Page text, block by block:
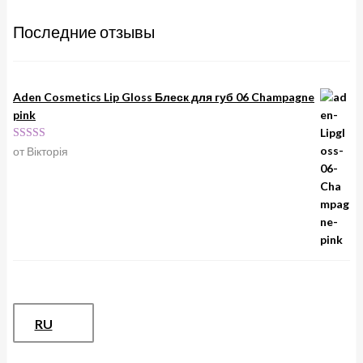
Последние отзывы
Aden Cosmetics Lip Gloss Блеск для губ 06 Champagne
pink
Оценка5из
от Вікторія
RU